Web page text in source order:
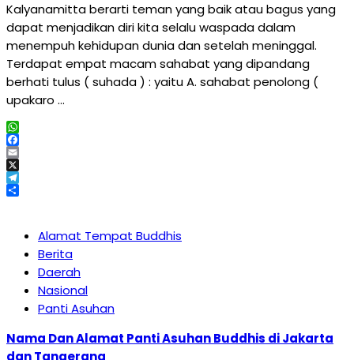
Kalyanamitta berarti teman yang baik atau bagus yang
dapat menjadikan diri kita selalu waspada dalam
menempuh kehidupan dunia dan setelah meninggal.
Terdapat empat macam sahabat yang dipandang
berhati tulus ( suhada ) : yaitu A. sahabat penolong (
upakaro …
WhatsApp
Facebook
Email
X
Telegram
Alamat Tempat Buddhis
Berita
Daerah
Nasional
Panti Asuhan
Nama Dan Alamat Panti Asuhan Buddhis di Jakarta
dan Tangerang